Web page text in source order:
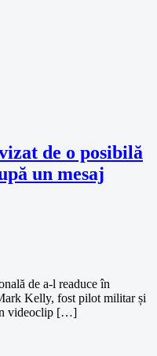
de o posibilă
un mesaj
de a-l readuce în
Kelly, fost pilot militar și
videoclip […]